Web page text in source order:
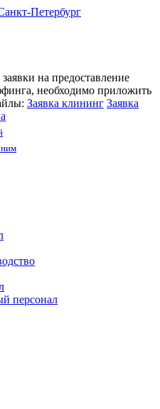
Петербург
на предоставление
необходимо приложить
Заявка клининг Заявка
персонал